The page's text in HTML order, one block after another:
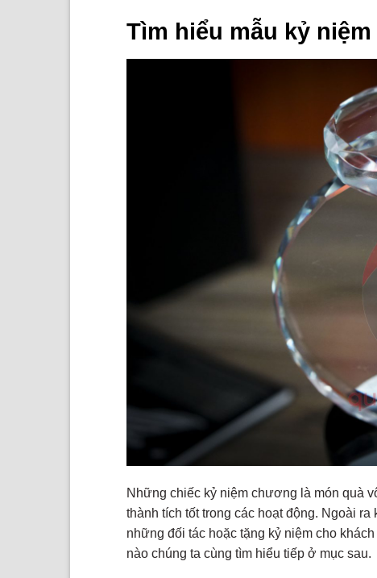
Tìm hiểu mẫu kỷ
Những chiếc kỷ niệm chương là món quà
thành tích tốt trong các hoạt động. Ngoài
những đối tác hoặc tặng kỷ niệm cho
nào chúng ta cùng tìm hiểu tiếp ở mục sau.